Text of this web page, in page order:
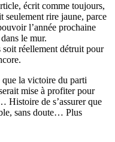
écrit comme toujours,
seulement rire jaune, parce
l’année prochaine
le mur.
soit réellement détruit pour
que la victoire du parti
mise à profiter pour
Histoire de s’assurer que
sans doute… Plus